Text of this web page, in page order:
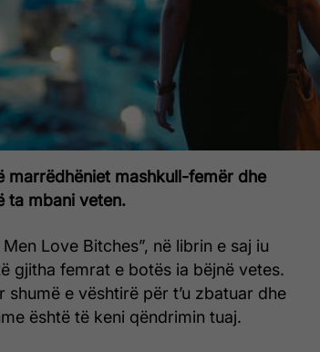
marrëdhëniet mashkull-femër dhe
ta mbani veten.
Love Bitches”, në librin e saj iu
gjitha femrat e botës ia bëjnë vetes.
e vështirë për t’u zbatuar dhe
është të keni qëndrimin tuaj.